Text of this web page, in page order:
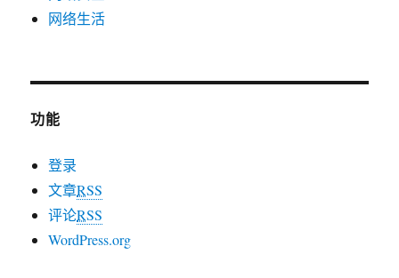
网络生活
功能
登录
文章RSS
评论RSS
WordPress.org